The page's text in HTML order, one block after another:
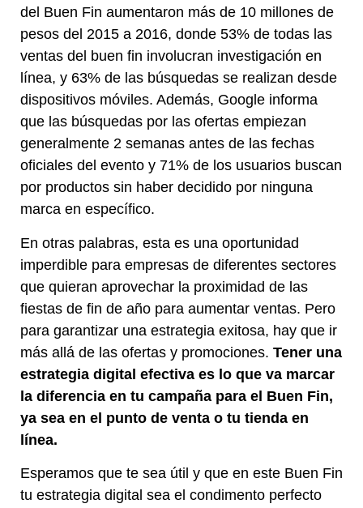
del Buen Fin aumentaron más de 10 millones de
pesos del 2015 a 2016, donde 53% de todas las
ventas del buen fin involucran investigación en
línea, y 63% de las búsquedas se realizan desde
dispositivos móviles. Además, Google informa
que las búsquedas por las ofertas empiezan
generalmente 2 semanas antes de las fechas
oficiales del evento y 71% de los usuarios buscan
por productos sin haber decidido por ninguna
marca en específico.
En otras palabras, esta es una oportunidad
imperdible para empresas de diferentes sectores
que quieran aprovechar la proximidad de las
fiestas de fin de año para aumentar ventas. Pero
para garantizar una estrategia exitosa, hay que ir
más allá de las ofertas y promociones. Tener una
estrategia digital efectiva es lo que va marcar
la diferencia en tu campaña para el Buen Fin,
ya sea en el punto de venta o tu tienda en
línea.
Esperamos que te sea útil y que en este Buen Fin
tu estrategia digital sea el condimento perfecto